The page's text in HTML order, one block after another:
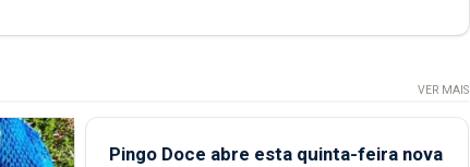
VER MAIS
Pingo Doce abre esta quinta-feira nova